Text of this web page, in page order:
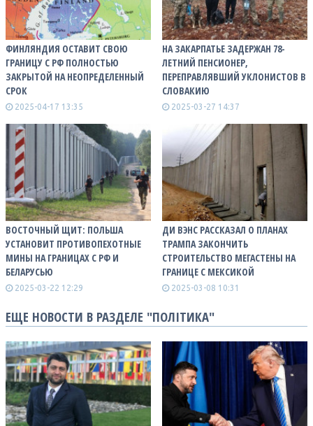
ФИНЛЯНДИЯ ОСТАВИТ СВОЮ
ГРАНИЦУ С РФ ПОЛНОСТЬЮ
ЗАКРЫТОЙ НА НЕОПРЕДЕЛЕННЫЙ
СРОК
2025-04-17 13:35
НА ЗАКАРПАТЬЕ ЗАДЕРЖАН 78-
ЛЕТНИЙ ПЕНСИОНЕР,
ПЕРЕПРАВЛЯВШИЙ УКЛОНИСТОВ В
СЛОВАКИЮ
2025-03-27 14:37
ВОСТОЧНЫЙ ЩИТ: ПОЛЬША
УСТАНОВИТ ПРОТИВОПЕХОТНЫЕ
МИНЫ НА ГРАНИЦАХ С РФ И
БЕЛАРУСЬЮ
2025-03-22 12:29
ДИ ВЭНС РАССКАЗАЛ О ПЛАНАХ
ТРАМПА ЗАКОНЧИТЬ
СТРОИТЕЛЬСТВО МЕГАСТЕНЫ НА
ГРАНИЦЕ С МЕКСИКОЙ
2025-03-08 10:31
ЕЩЕ НОВОСТИ В РАЗДЕЛЕ "ПОЛІТИКА"